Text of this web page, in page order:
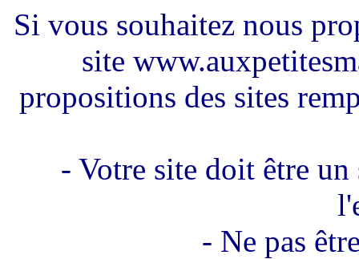
Si vous souhaitez nous
site
propositions des sites
- Votre site doit être
- Ne pas